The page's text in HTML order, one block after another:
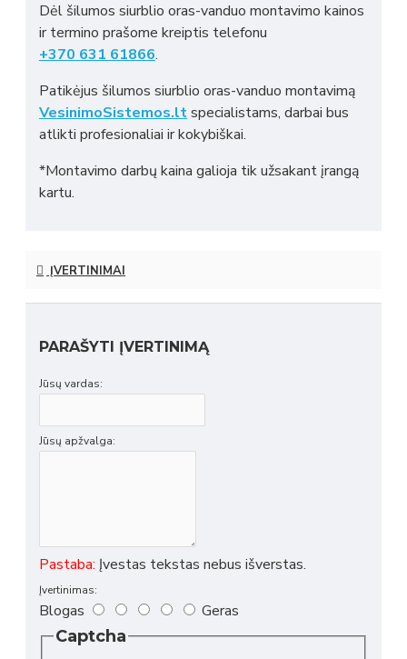
Dėl šilumos siurblio oras-vanduo montavimo kainos
ir termino prašome kreiptis telefonu
+370 631 61866.
Patikėjus šilumos siurblio oras-vanduo montavimą
VesinimoSistemos.ltspecialistams, darbai bus
atlikti profesionaliai ir kokybiškai.
*Montavimo darbų kaina galioja tik užsakant įrangą
kartu.
ĮVERTINIMAI
PARAŠYTI ĮVERTINIMĄ
Jūsų vardas:
Jūsų apžvalga:
Pastaba: Įvestas tekstas nebus išverstas.
Įvertinimas:
Blogas
Geras
Captcha